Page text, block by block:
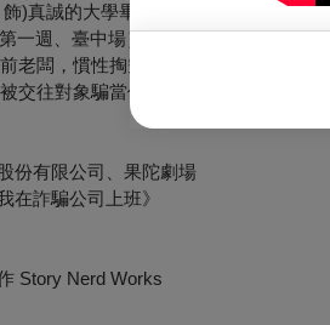
)真誠的大學畢業生，一肩扛下家裡負
第一週、臺中場） /鎮萬鈞（臺北場第二
老闆，慣性掏空公司賺不義財的真小人
交往對象騙當保人依然執迷不悟的傻
份有限公司、果陀劇場
在詐騙公司上班》
Story Nerd Works